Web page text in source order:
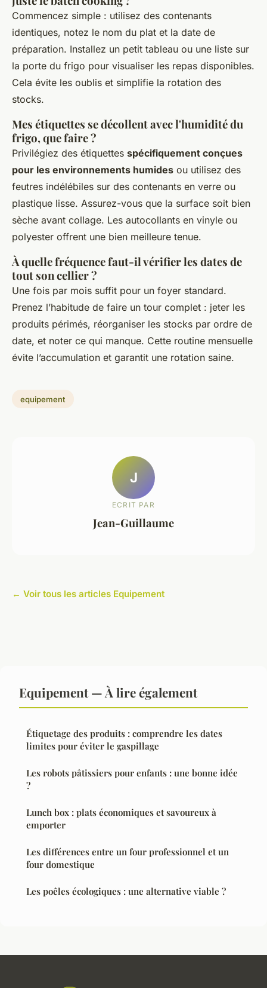
Commencez simple : utilisez des contenants
identiques, notez le nom du plat et la date de
préparation. Installez un petit tableau ou une liste sur
la porte du frigo pour visualiser les repas disponibles.
Cela évite les oublis et simplifie la rotation des
stocks.
Mes étiquettes se décollent avec l'humidité du
frigo, que faire ?
Privilégiez des étiquettes spécifiquement conçues
pour les environnements humides ou utilisez des
feutres indélébiles sur des contenants en verre ou
plastique lisse. Assurez-vous que la surface soit bien
sèche avant collage. Les autocollants en vinyle ou
polyester offrent une bien meilleure tenue.
À quelle fréquence faut-il vérifier les dates de
tout son cellier ?
Une fois par mois suffit pour un foyer standard.
Prenez l’habitude de faire un tour complet : jeter les
produits périmés, réorganiser les stocks par ordre de
date, et noter ce qui manque. Cette routine mensuelle
évite l’accumulation et garantit une rotation saine.
equipement
J
ECRIT PAR
Jean-Guillaume
← Voir tous les articles Equipement
Equipement — À lire également
Étiquetage des produits : comprendre les dates
limites pour éviter le gaspillage
Les robots pâtissiers pour enfants : une bonne idée
?
Lunch box : plats économiques et savoureux à
emporter
Les différences entre un four professionnel et un
four domestique
Les poêles écologiques : une alternative viable ?